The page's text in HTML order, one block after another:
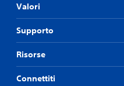
Valori
Supporto
Risorse
Connettiti